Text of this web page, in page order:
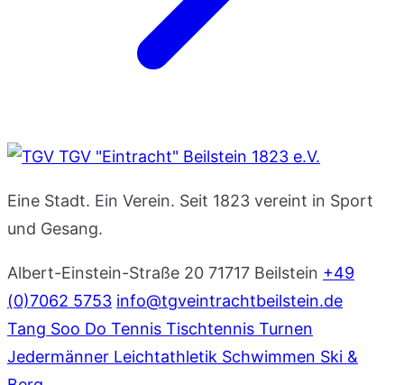
TGV "Eintracht" Beilstein 1823 e.V.
Eine Stadt. Ein Verein. Seit 1823 vereint in Sport
und Gesang.
Albert-Einstein-Straße 20 71717 Beilstein +49
(0)7062 5753 info@tgveintrachtbeilstein.de
Tang Soo Do Tennis Tischtennis Turnen
Jedermänner Leichtathletik Schwimmen Ski &